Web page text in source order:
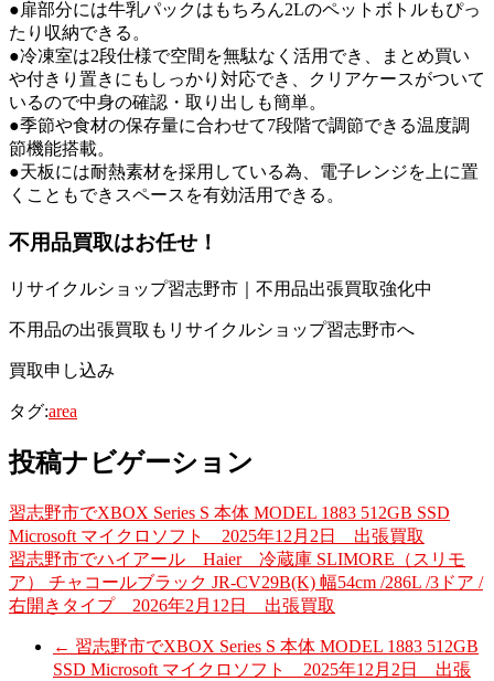
●扉部分には牛乳パックはもちろん2Lのペットボトルもぴっ
たり収納できる。
●冷凍室は2段仕様で空間を無駄なく活用でき、まとめ買い
や付きり置きにもしっかり対応でき、クリアケースがついて
いるので中身の確認・取り出しも簡単。
●季節や食材の保存量に合わせて7段階で調節できる温度調
節機能搭載。
●天板には耐熱素材を採用している為、電子レンジを上に置
くこともできスペースを有効活用できる。
不用品買取はお任せ！
リサイクルショップ習志野市｜不用品出張買取強化中
不用品の出張買取もリサイクルショップ習志野市へ
買取申し込み
タグ:area
投稿ナビゲーション
習志野市でXBOX Series S 本体 MODEL 1883 512GB SSD
Microsoft マイクロソフト 2025年12月2日 出張買取
習志野市でハイアール Haier 冷蔵庫 SLIMORE（スリモ
ア） チャコールブラック JR-CV29B(K) 幅54cm /286L /3ドア /
右開きタイプ 2026年2月12日 出張買取
← 習志野市でXBOX Series S 本体 MODEL 1883 512GB
SSD Microsoft マイクロソフト 2025年12月2日 出張